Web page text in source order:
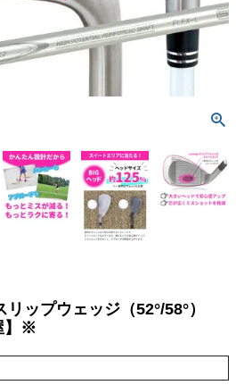
ップウェッジ（52°/58°）
】※